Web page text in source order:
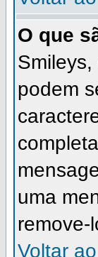
O que
podem
uma
remove-
Voltar